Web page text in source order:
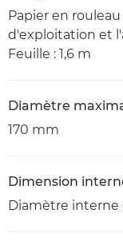
Papier en
d'exploitation et
Feuille : 1,6 m
Diamètre
170 mm
Dimension
Diamètre interne